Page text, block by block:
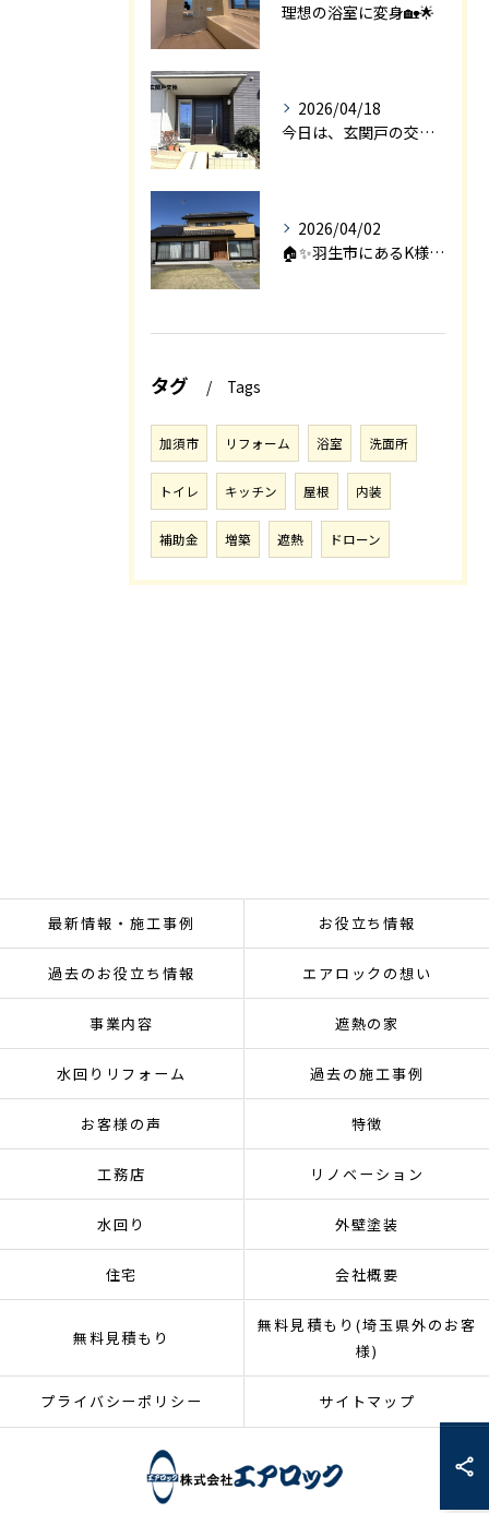
理想の浴室に変身🏡🌟
2026/04/18
今日は、玄関戸の交換工事をご紹介します🚪✨。
2026/04/02
🏠✨羽生市にあるK様邸は、2008年に㈱エアロックで新築され...
タグ Tags
加須市 リフォーム 浴室 洗面所
トイレ キッチン 屋根 内装
補助金 増築 遮熱 ドローン
最新情報・施工事例 お役立ち情報
過去のお役立ち情報 エアロックの想い
事業内容 遮熱の家
水回りリフォーム 過去の施工事例
お客様の声 特徴
工務店 リノベーション
水回り 外壁塗装
住宅 会社概要
無料見積もり
無料見積もり(埼玉県外のお客
様)
プライバシーポリシー サイトマップ